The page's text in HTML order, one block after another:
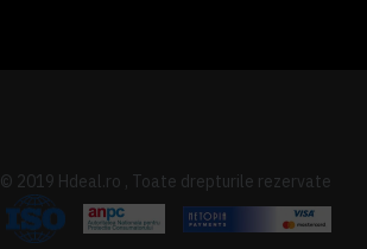
© 2019 Hdeal.ro , Toate drepturile rezervate